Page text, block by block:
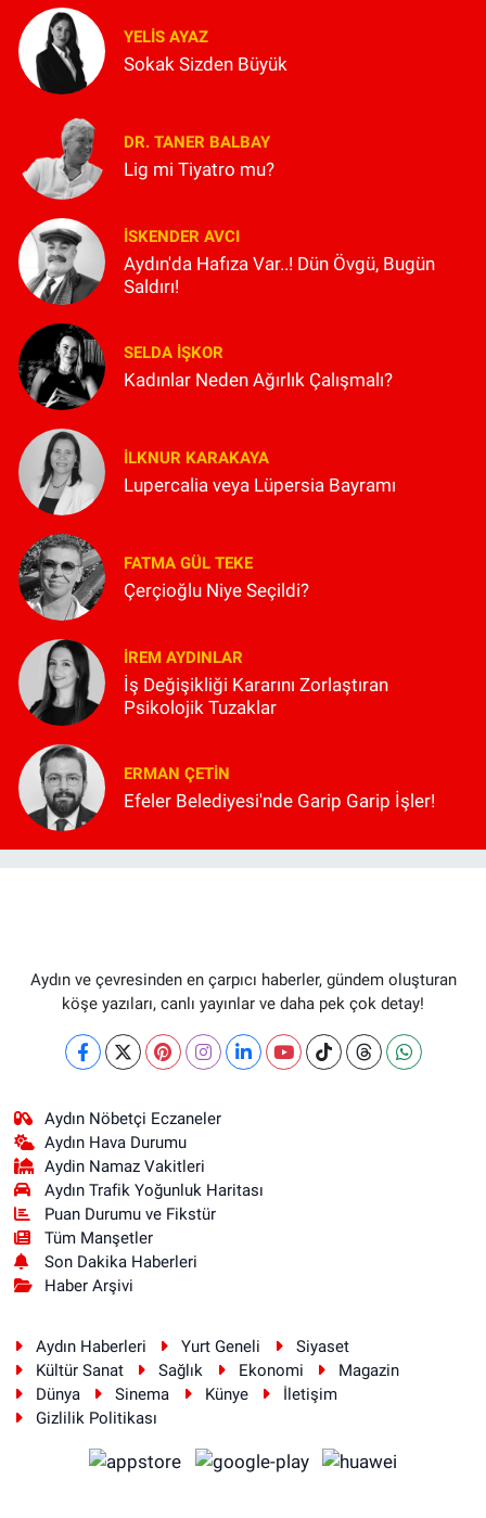
YELIS AYAZ
Sokak Sizden Büyük
DR. TANER BALBAY
Lig mi Tiyatro mu?
İSKENDER AVCI
Aydın'da Hafıza Var..! Dün Övgü, Bugün
Saldırı!
SELDA İŞKOR
Kadınlar Neden Ağırlık Çalışmalı?
İLKNUR KARAKAYA
Lupercalia veya Lüpersia Bayramı
FATMA GÜL TEKE
Çerçioğlu Niye Seçildi?
İREM AYDINLAR
İş Değişikliği Kararını Zorlaştıran
Psikolojik Tuzaklar
ERMAN ÇETIN
Efeler Belediyesi'nde Garip Garip İşler!
Aydın ve çevresinden en çarpıcı haberler, gündem oluşturan
köşe yazıları, canlı yayınlar ve daha pek çok detay!
Aydın Nöbetçi Eczaneler
Aydın Hava Durumu
Aydin Namaz Vakitleri
Aydın Trafik Yoğunluk Haritası
Puan Durumu ve Fikstür
Tüm Manşetler
Son Dakika Haberleri
Haber Arşivi
Aydın Haberleri Yurt Geneli
Siyaset
Kültür Sanat
Sağlık Ekonomi
Magazin
Dünya
Sinema Künye
İletişim
Gizlilik Politikası